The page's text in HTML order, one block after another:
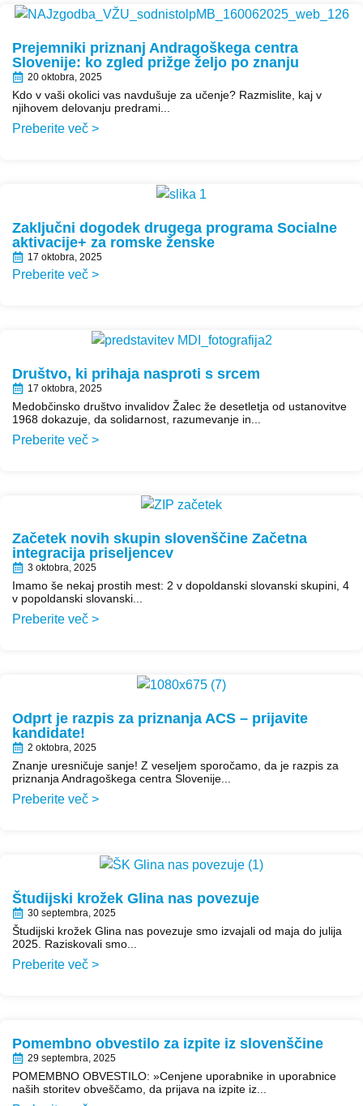
Prejemniki priznanj Andragoškega centra
Slovenije: ko zgled prižge željo po znanju
20 oktobra, 2025
Kdo v vaši okolici vas navdušuje za učenje? Razmislite, kaj v
njihovem delovanju predrami...
Preberite več >
Zaključni dogodek drugega programa Socialne
aktivacije+ za romske ženske
17 oktobra, 2025
Preberite več >
Društvo, ki prihaja nasproti s srcem
17 oktobra, 2025
Medobčinsko društvo invalidov Žalec že desetletja od ustanovitve
1968 dokazuje, da solidarnost, razumevanje in...
Preberite več >
Začetek novih skupin slovenščine Začetna
integracija priseljencev
3 oktobra, 2025
Imamo še nekaj prostih mest: 2 v dopoldanski slovanski skupini, 4
v popoldanski slovanski...
Preberite več >
Odprt je razpis za priznanja ACS – prijavite
kandidate!
2 oktobra, 2025
Znanje uresničuje sanje! Z veseljem sporočamo, da je razpis za
priznanja Andragoškega centra Slovenije...
Preberite več >
Študijski krožek Glina nas povezuje
30 septembra, 2025
Študijski krožek Glina nas povezuje smo izvajali od maja do julija
2025. Raziskovali smo...
Preberite več >
Pomembno obvestilo za izpite iz slovenščine
29 septembra, 2025
POMEMBNO OBVESTILO: »Cenjene uporabnike in uporabnice
naših storitev obveščamo, da prijava na izpite iz...